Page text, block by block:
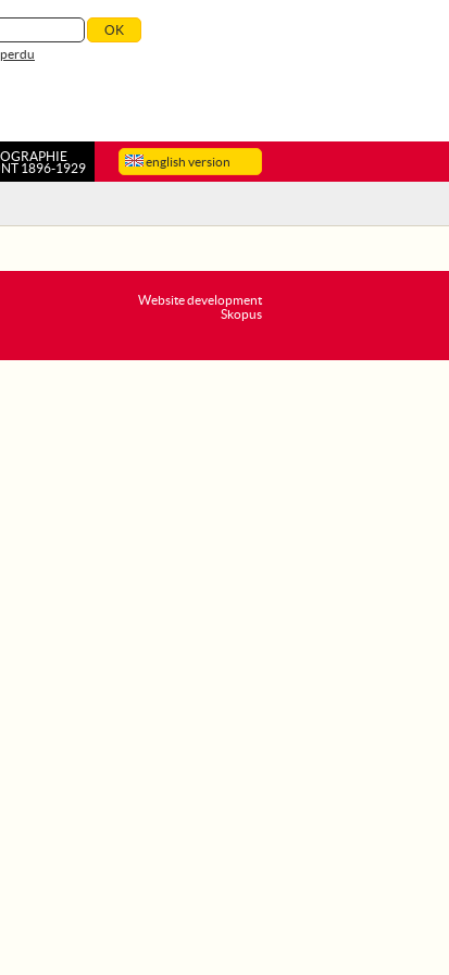
english version
1896-1929
Website development
Skopus